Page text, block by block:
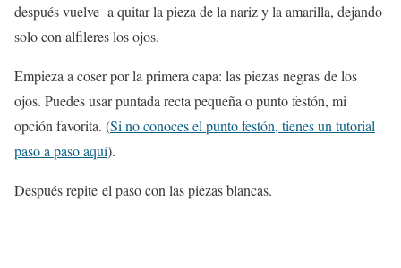
después vuelve a quitar la pieza de la nariz y la amarilla, dejando
solo con alfileres los ojos.
Empieza a coser por la primera capa: las piezas negras de los
ojos. Puedes usar puntada recta pequeña o punto festón, mi
opción favorita. (Si no conoces el punto festón, tienes un tutorial
paso a paso aquí).
Después repite el paso con las piezas blancas.